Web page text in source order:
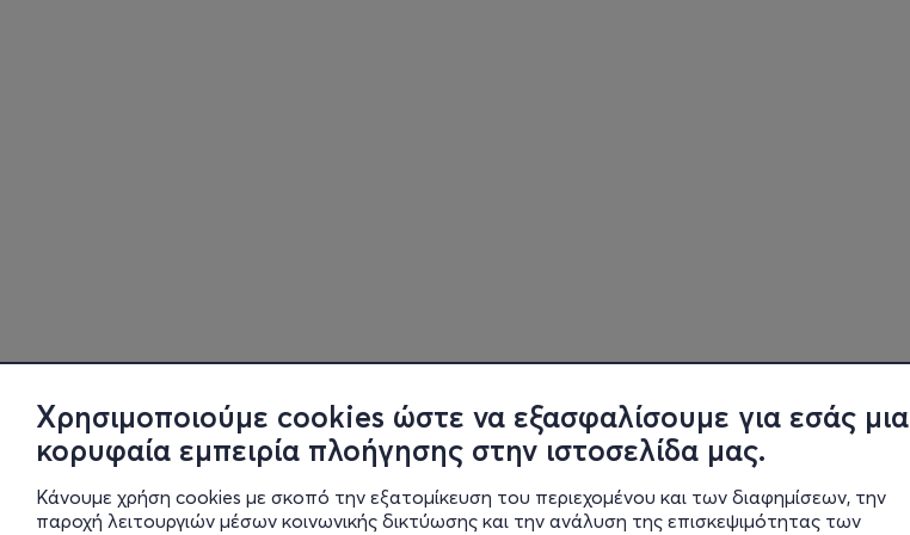
Χρησιμοποιούμε cookies ώστε να εξασφαλίσουμε για εσάς μια
κορυφαία εμπειρία πλοήγησης στην ιστοσελίδα μας.
Κάνουμε χρήση cookies με σκοπό την εξατομίκευση του περιεχομένου και των διαφημίσεων, την
παροχή λειτουργιών μέσων κοινωνικής δικτύωσης και την ανάλυση της επισκεψιμότητας των